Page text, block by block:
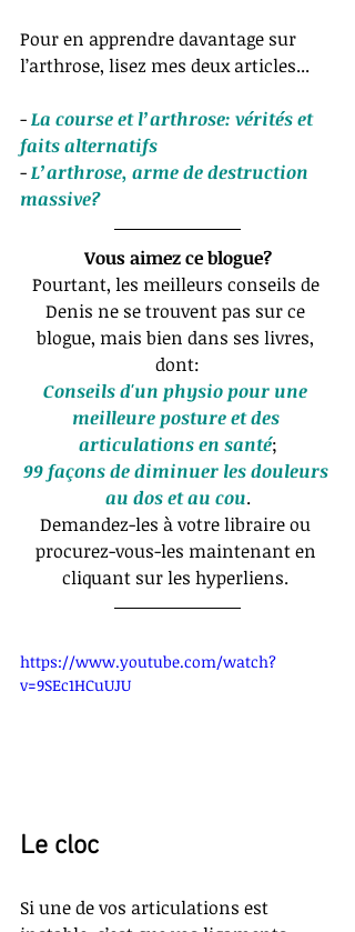
Pour en apprendre davantage sur
l’arthrose, lisez mes deux articles...
- La course et l’arthrose: vérités et
faits alternatifs
- L’arthrose, arme de destruction
massive?
Vous aimez ce blogue?
Pourtant, les meilleurs conseils de
Denis ne se trouvent pas sur ce
blogue, mais bien dans ses livres,
dont:
Conseils d'un physio pour une
meilleure posture et des
articulations en santé;
99 façons de diminuer les douleurs
au dos et au cou.
Demandez-les à votre libraire ou
procurez-vous-les maintenant en
cliquant sur les hyperliens.
https://www.youtube.com/watch?
v=9SEc1HCuUJU
Le cloc
Si une de vos articulations est